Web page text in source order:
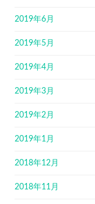
2019年6月
2019年5月
2019年4月
2019年3月
2019年2月
2019年1月
2018年12月
2018年11月